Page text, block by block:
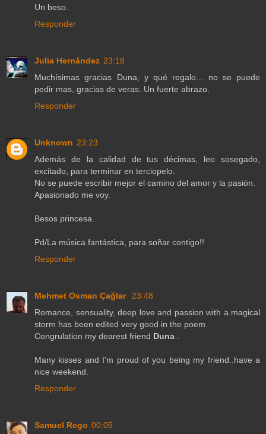
Un beso.
Responder
Julia Hernández 23:18
Muchísimas gracias Duna, y qué regalo... no se puede
pedir mas, gracias de veras. Un fuerte abrazo.
Responder
Unknown 23:23
Además de la calidad de tus décimas, leo sosegado,
excitado, para terminar en terciopelo.
No se puede escribir mejor el camino del amor y la pasión.
Apasionado me voy.
Besos princesa.
Pd/La música fantástica, para soñar contigo!!
Responder
Mehmet Osman Çağlar
23:48
Romance, sensuality, deep love and passion with a magical
storm has been edited very good in the poem.
Congrulation my dearest friend Duna
Many kisses and I'm proud of you being my friend..have a
nice weekend.
Responder
Samuel Rego 00:05